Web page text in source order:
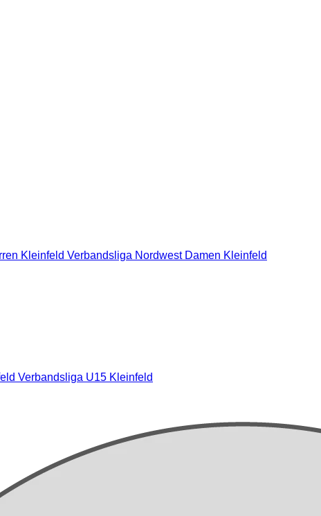
Kleinfeld Verbandsliga Nordwest Damen Kleinfeld
Verbandsliga U15 Kleinfeld